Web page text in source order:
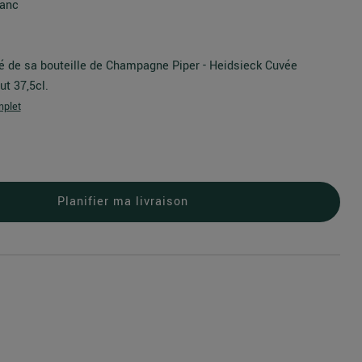
de sa bouteille de Champagne Piper - Heidsieck Cuvée
37,5cl.
Planifier ma livraison